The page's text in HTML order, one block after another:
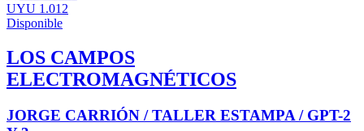
UYU 1.012
Disponible
LOS CAMPOS
ELECTROMAGNÉTICOS
JORGE CARRIÓN / TALLER ESTAMPA / GPT-2